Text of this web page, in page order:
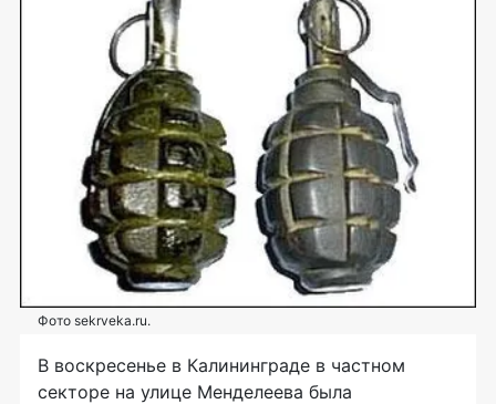
Фото sekrveka.ru.
В воскресенье в Калининграде в частном
секторе на улице Менделеева была